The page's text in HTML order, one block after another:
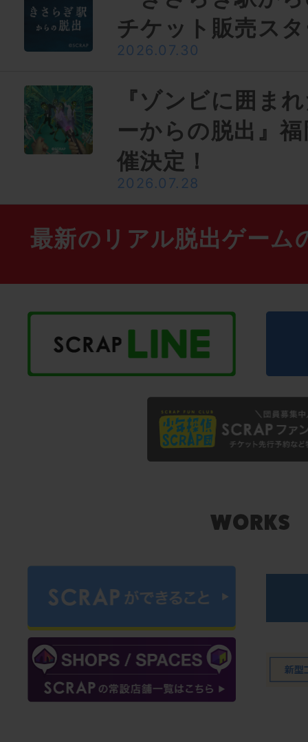
チケット販売ス
2026.07.30
『ゾンビに囲ま
ーからの脱出』
催決定！
2026.07.28
最新のリアル脱出ゲーム